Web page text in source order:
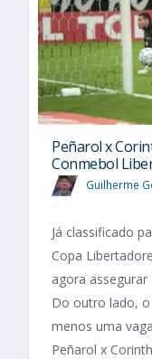
Peñarol x
Conmebol
Guilherme
Já classificado
Copa
agora
Do outro lado,
menos uma
Peñarol x